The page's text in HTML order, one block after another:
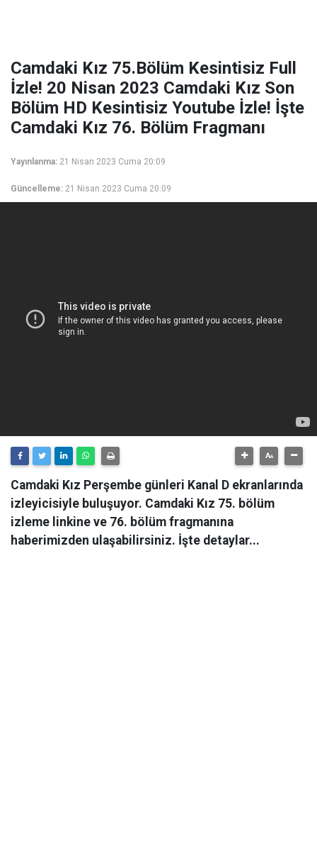
Camdaki Kız 75.Bölüm Kesintisiz Full
İzle! 20 Nisan 2023 Camdaki Kız Son
Bölüm HD Kesintisiz Youtube İzle! İşte
Camdaki Kız 76. Bölüm Fragmanı
Yayınlanma: 21 Nisan 2023 Cuma 20:09
Güncelleme: 21 Nisan 2023 Cuma 20:09
Camdaki Kız Perşembe günleri Kanal D ekranlarında
izleyicisiyle buluşuyor. Camdaki Kız 75. bölüm
izleme linkine ve 76. bölüm fragmanına
haberimizden ulaşabilirsiniz. İşte detaylar...